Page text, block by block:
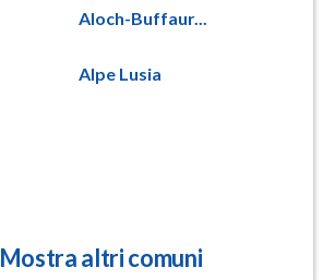
Aloch-Buffaur...
Alpe Lusia
Mostra altri comuni